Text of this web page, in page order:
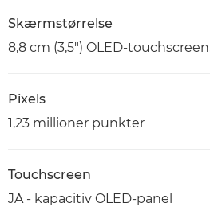
Skærmstørrelse
8,8 cm (3,5") OLED-
Pixels
1,23 millioner punkter
Touchscreen
JA - kapacitiv OLED-panel